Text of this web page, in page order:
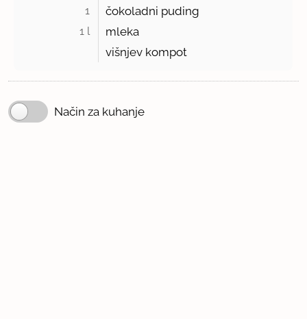
1 čokoladni puding
1 l
mleka
višnjev kompot
Način za kuhanje